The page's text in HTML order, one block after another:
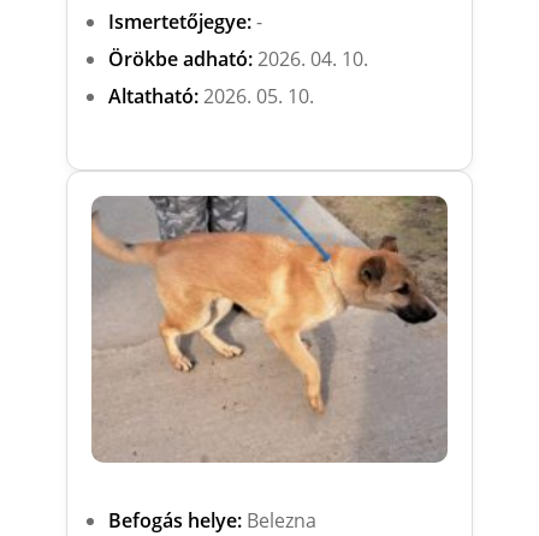
Ismertetőjegye:-
Örökbe adható:2026. 04. 10.
Altatható:2026. 05. 10.
Befogás helye:Belezna